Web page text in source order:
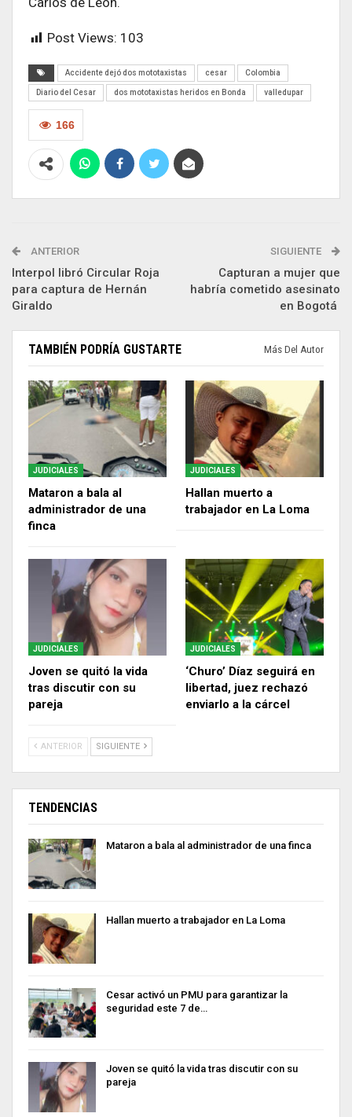
Post Views: 103
Accidente dejó dos mototaxistas cesar Colombia
Diario del Cesar dos mototaxistas heridos en Bonda valledupar
166
ANTERIOR
Interpol libró Circular Roja
para captura de Hernán
Giraldo
SIGUIENTE
Capturan a mujer que
habría cometido asesinato
en Bogotá
TAMBIÉN PODRÍA GUSTARTE Más Del Autor
JUDICIALES
Mataron a bala al
administrador de una
finca
JUDICIALES
Hallan muerto a
trabajador en La Loma
JUDICIALES
Joven se quitó la vida
tras discutir con su
pareja
JUDICIALES
‘Churo’ Díaz seguirá en
libertad, juez rechazó
enviarlo a la cárcel
ANTERIOR SIGUIENTE
TENDENCIAS
Mataron a bala al administrador de una finca
Hallan muerto a trabajador en La Loma
Cesar activó un PMU para garantizar la
seguridad este 7 de…
Joven se quitó la vida tras discutir con su
pareja